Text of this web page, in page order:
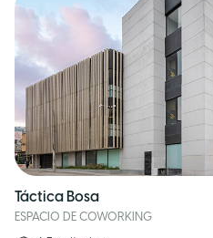
Táctica Bosa
ESPACIO DE COWORKING